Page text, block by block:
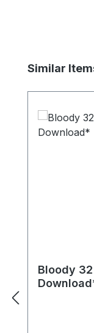
Produktgalerie
Similar
Bloody